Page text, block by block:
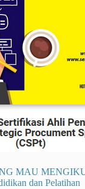
MAU
dan Pelatihan